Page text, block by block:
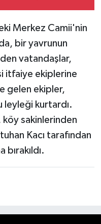
Merkez Camii'nin
bir yavrunun
vatandaşlar,
itfaiye ekiplerine
gelen ekipler,
leyleği kurtardı.
köy sakinlerinden
Kacı tarafından